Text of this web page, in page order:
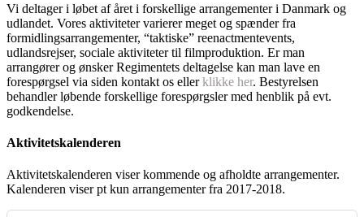
Vi deltager i løbet af året i forskellige arrangementer i Danmark og
udlandet. Vores aktiviteter varierer meget og spænder fra
formidlingsarrangementer, “taktiske” reenactmentevents,
udlandsrejser, sociale aktiviteter til filmproduktion. Er man
arrangører og ønsker Regimentets deltagelse kan man lave en
forespørgsel via siden kontakt os ellerklikke her. Bestyrelsen
behandler løbende forskellige forespørgsler med henblik på evt.
godkendelse.
Aktivitetskalenderen
Aktivitetskalenderen viser kommende og afholdte arrangementer.
Kalenderen viser pt kun arrangementer fra 2017-2018.